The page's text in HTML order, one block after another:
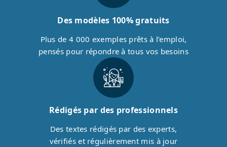
Des modèles 100% gratuits
Plus de 4 000 exemples prêts à l’emploi,
pensés pour répondre à tous vos besoins
Rédigés par des professionnels
Des textes rédigés par des experts,
vérifiés et régulièrement mis à jour